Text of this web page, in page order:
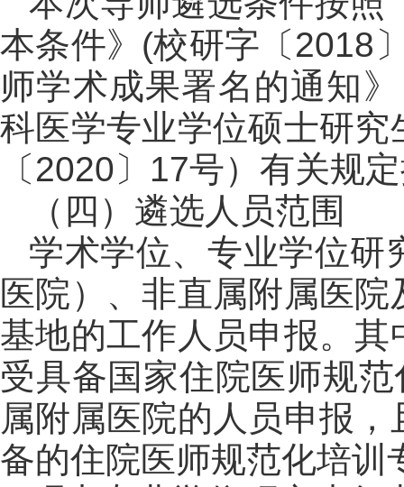
本条件》(校研字〔2018
师学术成果署名的通知
科医学专业学位硕士研
〔2020〕17号）有关规
（四）遴选人员范围
学术学位、专业学位研
医院）、非直属附属医
基地的工作人员申报。
受具备国家住院医师规
属附属医院的人员申报
备的住院医师规范化培训